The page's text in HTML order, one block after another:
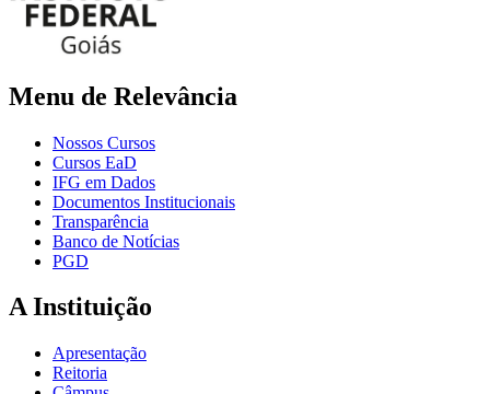
Menu de Relevância
Nossos Cursos
Cursos EaD
IFG em Dados
Documentos Institucionais
Transparência
Banco de Notícias
PGD
A Instituição
Apresentação
Reitoria